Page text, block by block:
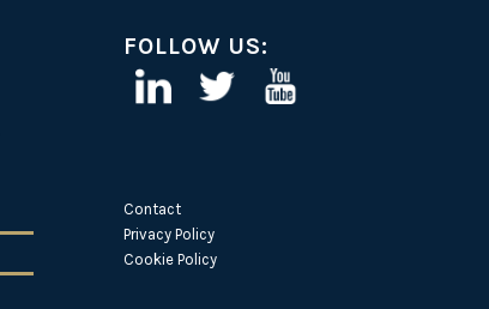
FOLLOW US:
Contact
Privacy Policy
Cookie Policy